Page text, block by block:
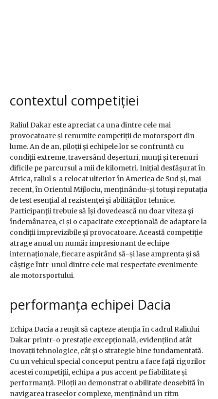
contextul competiției
Raliul Dakar este apreciat ca una dintre cele mai
provocatoare și renumite competiții de motorsport din
lume. An de an, piloții și echipele lor se confruntă cu
condiții extreme, traversând deșerturi, munți și terenuri
dificile pe parcursul a mii de kilometri. Inițial desfășurat în
Africa, raliul s-a relocat ulterior în America de Sud și, mai
recent, în Orientul Mijlociu, menținându-și totuși reputația
de test esențial al rezistenței și abilităților tehnice.
Participanții trebuie să își dovedească nu doar viteza și
îndemânarea, ci și o capacitate excepțională de adaptare la
condiții imprevizibile și provocatoare. Această competiție
atrage anual un număr impresionant de echipe
internaționale, fiecare aspirând să-și lase amprenta și să
câștige într-unul dintre cele mai respectate evenimente
ale motorsportului.
performanța echipei Dacia
Echipa Dacia a reușit să capteze atenția în cadrul Raliului
Dakar printr-o prestație excepțională, evidențiind atât
inovații tehnologice, cât și o strategie bine fundamentată.
Cu un vehicul special conceput pentru a face față rigorilor
acestei competiții, echipa a pus accent pe fiabilitate și
performanță. Piloții au demonstrat o abilitate deosebită în
navigarea traseelor complexe, menținând un ritm